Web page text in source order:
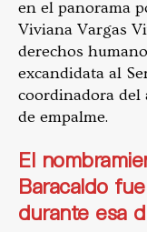
en el panorama
Viviana Vargas
derechos
excandidata al
coordinadora del
de empalme.
El
Baracaldo
durante esa